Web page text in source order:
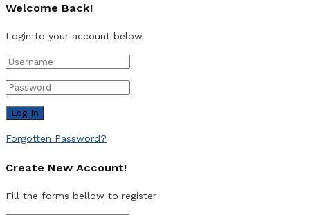
Welcome Back!
Login to your account below
Forgotten Password?
Create New Account!
Fill the forms bellow to register